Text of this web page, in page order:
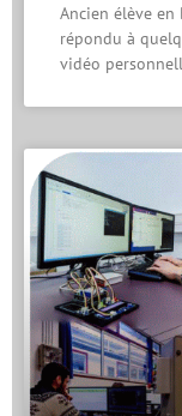
Ancien élève en
répondu à
vidéo